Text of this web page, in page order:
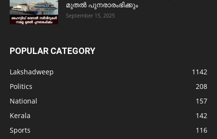
മുതൽ പുനരാരംഭിക്കും
September 15, 2025
POPULAR CATEGORY
Lakshadweep
1142
Politics
208
National
157
Kerala
142
Sports
116